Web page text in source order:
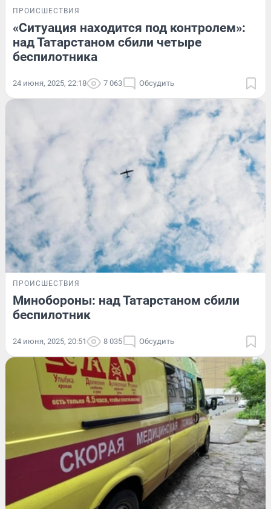
ПРОИСШЕСТВИЯ
«Ситуация находится под контролем»:
над Татарстаном сбили четыре
беспилотника
24 июня, 2025, 22:18 7 063 Обсудить
ПРОИСШЕСТВИЯ
Минобороны: над Татарстаном сбили
беспилотник
24 июня, 2025, 20:51 8 035 Обсудить